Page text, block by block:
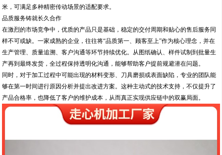
米，可满足多种精密传动场景的适配要求。
品质服务铸就长久合作
在激烈的市场竞争中，优质的产品只是基础，稳定的交付周期和贴心的售后服务同
样不可或缺。一家成熟的企业，往往将“品质第一、顾客至上”作为核心理念，并在
生产管理、质量追溯、客户沟通等环节持续优化。从图纸确认、样件试制到批量生
产再到最终发货，全过程保持透明化沟通，能够帮助客户提前规避潜在问题。
同时，对于加工过程中可能出现的材料变形、刀具磨损或表面缺陷，专业的团队能
够在第一时间进行原因分析并提出改进方案。这种主动式的技术支持，不仅提升了
产品合格率，也降低了客户的维护成本，从而真正实现供应链中的双赢局面。